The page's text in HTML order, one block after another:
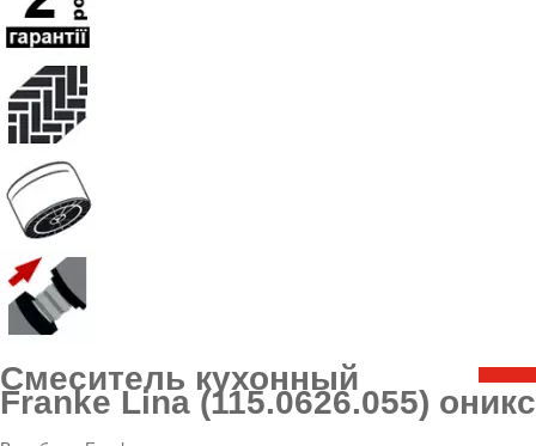
Смеситель кухонный
Franke Lina (115.0626.055) оникс